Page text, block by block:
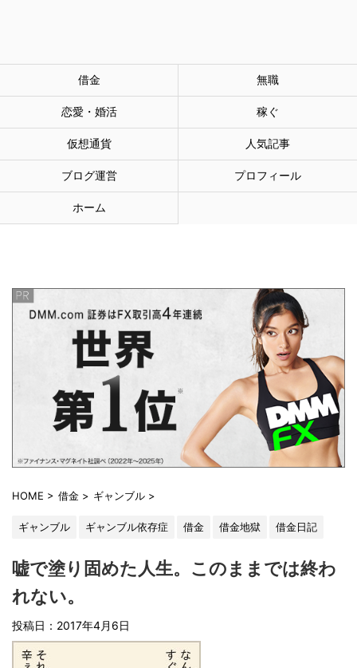
借金 無職
恋愛・婚活 稼ぐ
仮想通貨 人気記事
ブログ運営 プロフィール
ホーム
HOME > 借金 > ギャンブル >
ギャンブル ギャンブル依存症 借金 借金地獄 借金日記
嘘で塗り固めた人生。このままでは終わ
れない。
投稿日：2017年4月6日